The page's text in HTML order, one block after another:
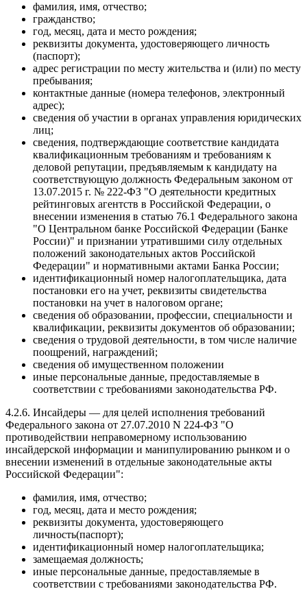
фамилия, имя, отчество;
гражданство;
год, месяц, дата и место рождения;
реквизиты документа, удостоверяющего личность
(паспорт);
адрес регистрации по месту жительства и (или) по месту
пребывания;
контактные данные (номера телефонов, электронный
адрес);
сведения об участии в органах управления юридических
лиц;
сведения, подтверждающие соответствие кандидата
квалификационным требованиям и требованиям к
деловой репутации, предъявляемым к кандидату на
соответствующую должность Федеральным законом от
13.07.2015 г. № 222-ФЗ "О деятельности кредитных
рейтинговых агентств в Российской Федерации, о
внесении изменения в статью 76.1 Федерального закона
"О Центральном банке Российской Федерации (Банке
России)" и признании утратившими силу отдельных
положений законодательных актов Российской
Федерации" и нормативными актами Банка России;
идентификационный номер налогоплательщика, дата
постановки его на учет, реквизиты свидетельства
постановки на учет в налоговом органе;
сведения об образовании, профессии, специальности и
квалификации, реквизиты документов об образовании;
сведения о трудовой деятельности, в том числе наличие
поощрений, награждений;
сведения об имущественном положении
иные персональные данные, предоставляемые в
соответствии с требованиями законодательства РФ.
4.2.6. Инсайдеры — для целей исполнения требований
Федерального закона от 27.07.2010 N 224-ФЗ "О
противодействии неправомерному использованию
инсайдерской информации и манипулированию рынком и о
внесении изменений в отдельные законодательные акты
Российской Федерации":
фамилия, имя, отчество;
год, месяц, дата и место рождения;
реквизиты документа, удостоверяющего
личность(паспорт);
идентификационный номер налогоплательщика;
замещаемая должность;
иные персональные данные, предоставляемые в
соответствии с требованиями законодательства РФ.